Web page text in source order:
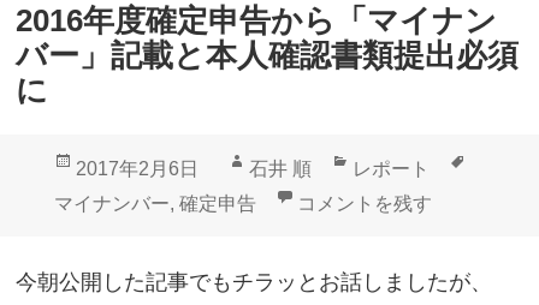
2016年度確定申告から「マイナン
バー」記載と本人確認書類提出必須
に
投
稿
2017年2月6日
作
成
石井 順
カ
テ
リ
レポート
マイナンバー, 確定申告 2016年度確定申告から「
コメントを残す
今朝公開した記事でもチラッとお話しましたが、